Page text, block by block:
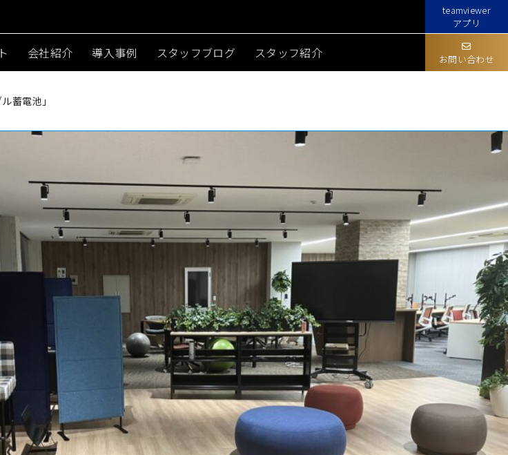
teamviewer
アプリ
会社紹介 導入事例 スタッフブログ スタッフ紹介 お問い合わせ
蓄電池」